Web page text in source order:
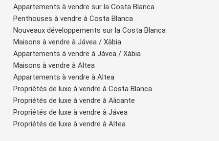
Appartements à vendre sur la Costa Blanca
Penthouses à vendre à Costa Blanca
Nouveaux développements sur la Costa Blanca
Maisons à vendre à Jávea / Xàbia
Appartements à vendre à Jávea / Xàbia
Maisons à vendre à Altea
Appartements à vendre à Altea
Propriétés de luxe à vendre à Costa Blanca
Propriétés de luxe à vendre à Alicante
Propriétés de luxe à vendre à Jávea
Propriétés de luxe à vendre à Altea